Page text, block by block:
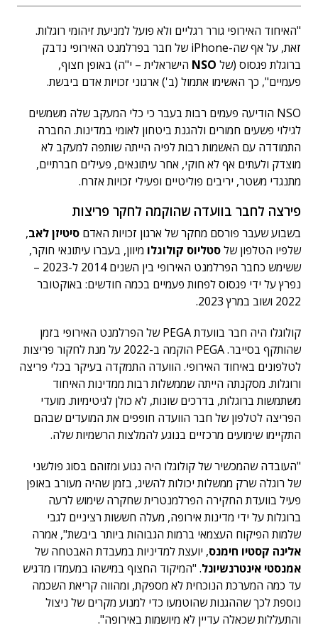
"האיחוד האירופי גורר רגליים ולא פועל למניעת זיהומי רוגלות.
זאת, על אף שה-iPhone של חבר בפרלמנט האירופי נדבק
ברוגלת פגסוס (של NSO הישראלית – י"ה) באופן חצוף,
פעמיים", כך האשימו אתמול (ב') ארגוני זכויות אדם ביבשת.
NSO הודיעה פעמים רבות בעבר כי כלי המעקב שלה משמשים
לגילוי פשעים חמורים ולהגנת ביטחון לאומי במדינות. החברה
התמודדה עם האשמות רבות לפיה הייתה שותפה למעקב לא
מוצדק ולעתים אף לא חוקי, אחר עיתונאים, פעילים חברתיים,
מתנגדי משטר, יריבים פוליטיים ופעילי זכויות אזרח.
פירצה לחבר בוועדה שהוקמה לחקר פריצות
בשבוע שעבר פורסם מחקר של ארגון זכויות האדם סיטיזן לאב,
שלפיו הטלפון שלסטליוס קולוגלו מיוון, בעברו עיתונאי חוקר,
ששימש כחבר הפרלמנט האירופי בין השנים 2014 ל-2023 –
נפרץ על ידי פגסוס לפחות פעמיים בכמה חודשים: באוקטובר
2022 ושוב במרץ 2023.
קולוגלו היה חבר בוועדת PEGA של הפרלמנט האירופי בזמן
שהותקף בסייבר. PEGA הוקמה ב-2022 על מנת לחקור פריצות
לטלפונים באיחוד האירופי. הוועדה התמקדה בעיקר בכלי פריצה
ורוגלות. מסקנתה הייתה שממשלות רבות ממדינות האיחוד
משתמשות ברוגלות, בדרכים שונות, לא כולן לגיטימיות. מועדי
הפריצה לטלפון של חבר הוועדה חופפים את המועדים שבהם
התקיימו שימועים מרכזיים בנוגע להמלצות הרשמיות שלה.
"העובדה שהמכשיר של קולוגלו היה נגוע ומזוהם בסוג פולשני
של רוגלה שרק ממשלות יכולות להשיג, בזמן שהיה מעורב באופן
פעיל בוועדת החקירה הפרלמנטרית שחקרה שימוש לרעה
ברוגלות על ידי מדינות אירופה, מעלה חששות רציניים לגבי
שלמות הפיקוח העצמאי ברמות הגבוהות ביותר ביבשת", אמרה
אלינה קסטיו חימנס, יועצת למדיניות במעבדת האבטחה של
אמנסטי אינטרנשיונל. "המיקוד החצוף במישהו במעמדו מדגיש
עד כמה המערכת הנוכחית לא מספקת, ומהווה קריאת השכמה
נוספת לכך שההגנות שהוטמעו כדי למנוע מקרים של ניצול
והתעללות שכאלה עדיין לא מיושמות באירופה".